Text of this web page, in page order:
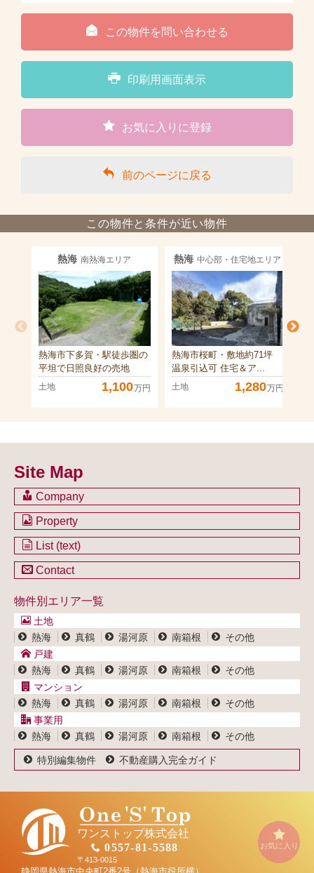
この物件を問い合わせる
印刷用画面表示
お気に入りに登録
前のページに戻る
この物件と条件が近い物件
熱海 南熱海エリア
熱海市下多賀・駅徒歩圏の
平坦で日照良好の売地
土地 1,100万円
熱海 中心部・住宅地エリア
熱海市桜町・敷地約71坪
温泉引込可 住宅＆ア...
土地 1,280万円
Site Map
Company
会社のご案内
不動産を購入したい方
不動産を売却したい方
不動産買取システム
Property
土地一覧
戸建一覧
マンション一覧
事業用物件一覧
List (text)
土地一覧
マンション一覧
事業用物件一覧
Contact
ブログ
プライバシーポリシー
サイトポリシー
物件別エリア一覧
土地
熱海
真鶴 湯河原 南箱根
その他
戸建
熱海
真鶴 湯河原 南箱根
その他
マンション
熱海
真鶴 湯河原 南箱根
その他
事業用
熱海
真鶴 湯河原 南箱根 その他
特別編集物件 不動産購入完全ガイド
お気に入り
ワンストップ株式会社
0557-81-5588
〒413-0015